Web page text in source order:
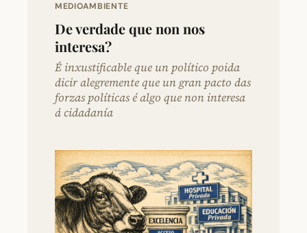
MEDIOAMBIENTE
De verdade que non nos
interesa?
É inxustificable que un político poida
dicir alegremente que un gran pacto das
forzas políticas é algo que non interesa
á cidadanía